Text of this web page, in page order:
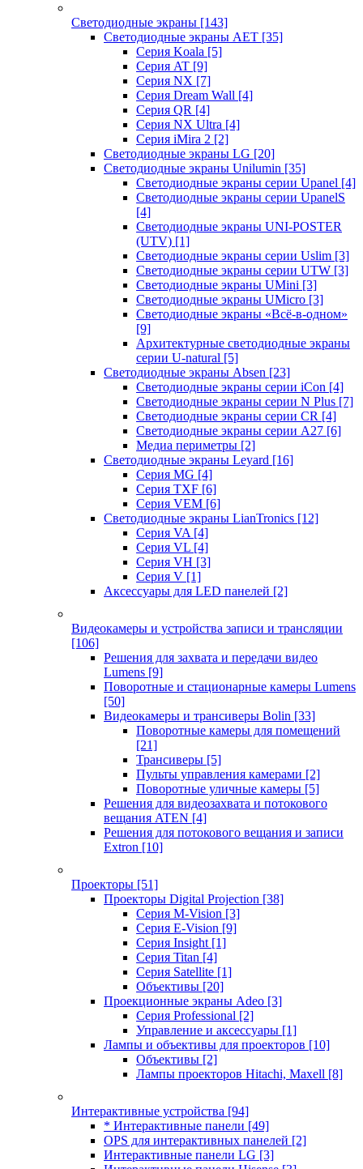
Светодиодные экраны [143]
Светодиодные экраны AET [35]
Cерия Koala [5]
Серия AT [9]
Серия NX [7]
Серия Dream Wall [4]
Серия QR [4]
Серия NX Ultra [4]
Серия iMira 2 [2]
Светодиодные экраны LG [20]
Светодиодные экраны Unilumin [35]
Светодиодные экраны серии Upanel [4]
Светодиодные экраны серии UpanelS
[4]
Светодиодные экраны UNI-POSTER
(UTV) [1]
Светодиодные экраны серии Uslim [3]
Светодиодные экраны серии UTW [3]
Светодиодные экраны UMini [3]
Светодиодные экраны UMicro [3]
Светодиодные экраны «Всё-в-одном»
[9]
Архитектурные светодиодные экраны
серии U-natural [5]
Светодиодные экраны Absen [23]
Светодиодные экраны серии iCon [4]
Светодиодные экраны серии N Plus [7]
Светодиодные экраны серии CR [4]
Светодиодные экраны серии А27 [6]
Медиа периметры [2]
Светодиодные экраны Leyard [16]
Серия MG [4]
Серия TXF [6]
Серия VEM [6]
Светодиодные экраны LianTronics [12]
Серия VA [4]
Серия VL [4]
Серия VH [3]
Серия V [1]
Аксессуары для LED панелей [2]
Видеокамеры и устройства записи и трансляции
[106]
Решения для захвата и передачи видео
Lumens [9]
Поворотные и стационарные камеры Lumens
[50]
Видеокамеры и трансиверы Bolin [33]
Поворотные камеры для помещений
[21]
Трансиверы [5]
Пульты управления камерами [2]
Поворотные уличные камеры [5]
Решения для видеозахвата и потокового
вещания ATEN [4]
Решения для потокового вещания и записи
Extron [10]
Проекторы [51]
Проекторы Digital Projection [38]
Серия M-Vision [3]
Серия E-Vision [9]
Серия Insight [1]
Серия Titan [4]
Серия Satellite [1]
Объективы [20]
Проекционные экраны Adeo [3]
Серия Professional [2]
Управление и аксессуары [1]
Лампы и объективы для проекторов [10]
Объективы [2]
Лампы проекторов Hitachi, Maxell [8]
Интерактивные устройства [94]
* Интерактивные панели [49]
OPS для интерактивных панелей [2]
Интерактивные панели LG [3]